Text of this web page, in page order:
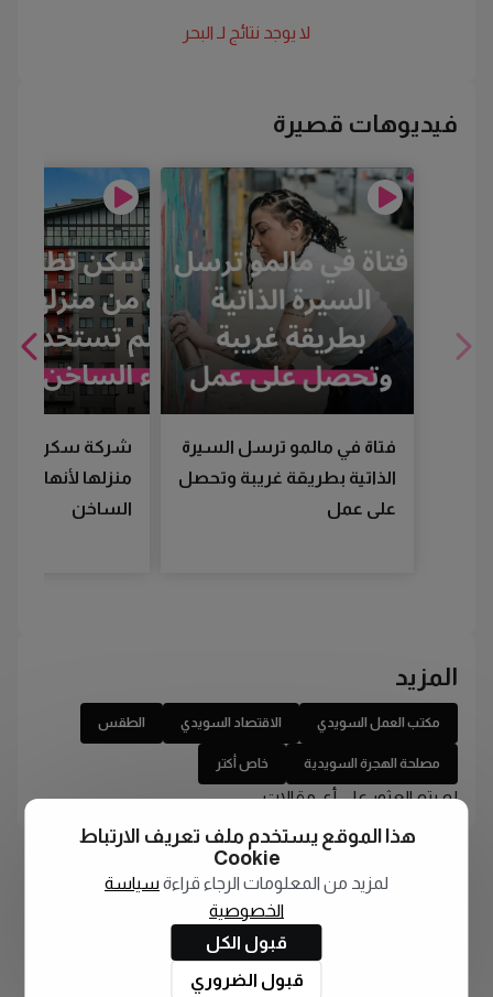
لا يوجد نتائج لـ البحر
فيديوهات قصيرة
فتاة في مالمو ترسل السيرة
الذاتية بطريقة غريبة وتحصل
على عمل
شركة سكن
منزلها لأنها لم
الساخن
المزيد
مكتب العمل السويدي الاقتصاد السويدي الطقس
مصلحة الهجرة السويدية خاص أكتر
لم يتم العثور على أي مقالات
هذا الموقع يستخدم ملف تعريف الارتباط
Cookie
لمزيد من المعلومات الرجاء قراءة سياسة
الخصوصية
قبول الكل
قبول الضروري